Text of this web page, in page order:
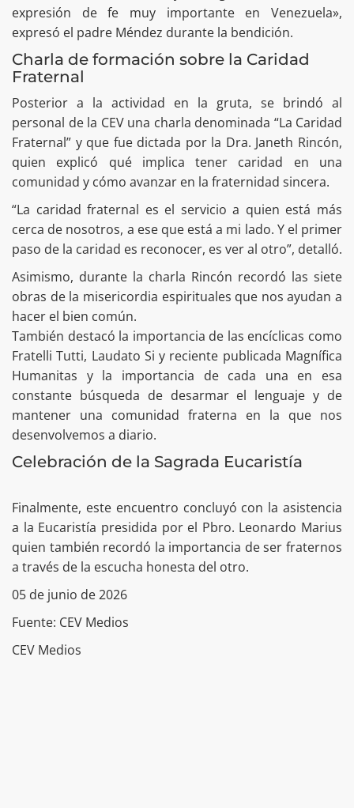
expresión de fe muy importante en Venezuela»,
expresó el padre Méndez durante la bendición.
Charla de formación sobre la Caridad
Fraternal
Posterior a la actividad en la gruta, se brindó al
personal de la CEV una charla denominada “La Caridad
Fraternal” y que fue dictada por la Dra. Janeth Rincón,
quien explicó qué implica tener caridad en una
comunidad y cómo avanzar en la fraternidad sincera.
​“La caridad fraternal es el servicio a quien está más
cerca de nosotros, a ese que está a mi lado. Y el primer
paso de la caridad es reconocer, es ver al otro”, detalló.
​Asimismo, durante la charla Rincón recordó las siete
obras de la misericordia espirituales que nos ayudan a
hacer el bien común.
​También destacó la importancia de las encíclicas como
Fratelli Tutti, Laudato Si y reciente publicada Magnífica
Humanitas y la importancia de cada una en esa
constante búsqueda de desarmar el lenguaje y de
mantener una comunidad fraterna en la que nos
desenvolvemos a diario.
Celebración de la Sagrada Eucaristía
Finalmente, este encuentro concluyó con la asistencia
a la Eucaristía presidida por el Pbro. Leonardo Marius
quien también recordó la importancia de ser fraternos
a través de la escucha honesta del otro.
05 de junio de 2026
Fuente: CEV Medios
CEV Medios